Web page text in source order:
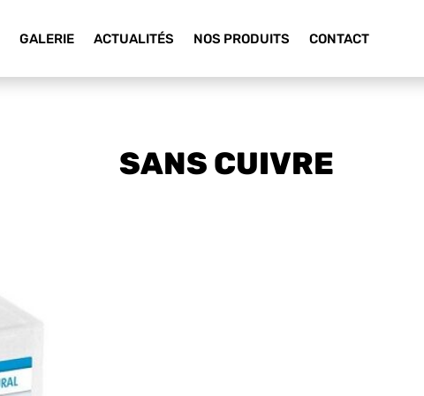
GALERIE ACTUALITÉS NOS PRODUITS CONTACT
SANS CUIVRE